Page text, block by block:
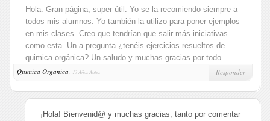
Hola. Gran página, super útil. Yo se la recomiendo siempre a
todos mis alumnos. Yo también la utilizo para poner ejemplos
en mis clases. Creo que tendrían que salir más iniciativas
como esta. Un a pregunta ¿tenéis ejercicios resueltos de
quimica orgánica? Un saludo y muchas gracias por todo.
Quimica Organica, 13 Años Antes Responder
¡Hola! Bienvenid@ y muchas gracias, tanto por comentar